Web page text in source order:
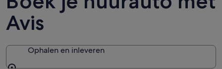
Avis
Ophalen en inleveren